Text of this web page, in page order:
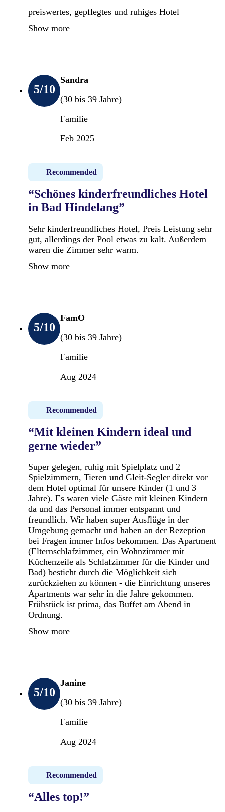
preiswertes, gepflegtes und ruhiges Hotel
Show more
5/10
Sandra
(30 bis 39 Jahre)
Familie
Feb 2025
Recommended
“Schönes kinderfreundliches Hotel
in Bad Hindelang”
Sehr kinderfreundliches Hotel, Preis Leistung sehr
gut, allerdings der Pool etwas zu kalt. Außerdem
waren die Zimmer sehr warm.
Show more
5/10
FamO
(30 bis 39 Jahre)
Familie
Aug 2024
Recommended
“Mit kleinen Kindern ideal und
gerne wieder”
Super gelegen, ruhig mit Spielplatz und 2
Spielzimmern, Tieren und Gleit-Segler direkt vor
dem Hotel optimal für unsere Kinder (1 und 3
Jahre). Es waren viele Gäste mit kleinen Kindern
da und das Personal immer entspannt und
freundlich. Wir haben super Ausflüge in der
Umgebung gemacht und haben an der Rezeption
bei Fragen immer Infos bekommen. Das Apartment
(Elternschlafzimmer, ein Wohnzimmer mit
Küchenzeile als Schlafzimmer für die Kinder und
Bad) besticht durch die Möglichkeit sich
zurückziehen zu können - die Einrichtung unseres
Apartments war sehr in die Jahre gekommen.
Frühstück ist prima, das Buffet am Abend in
Ordnung.
Show more
5/10
Janine
(30 bis 39 Jahre)
Familie
Aug 2024
Recommended
“Alles top!”